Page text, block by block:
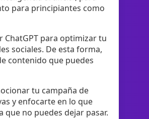
para principiantes como
ChatGPT para optimizar tu
sociales. De esta forma,
contenido que puedes
tu campaña de
y enfocarte en lo que
no puedes dejar pasar.